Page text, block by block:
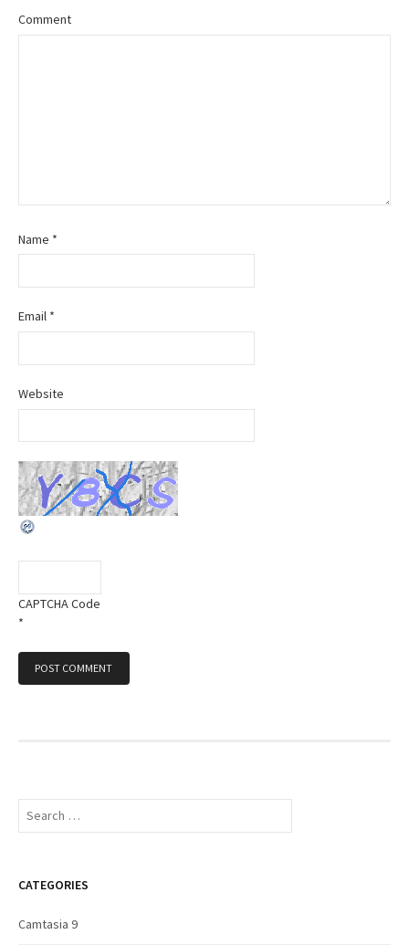
a
i
o
n
Comment
Name *
Email *
Website
CAPTCHA Code
*
S
c
f
CATEGORIES
Camtasia 9